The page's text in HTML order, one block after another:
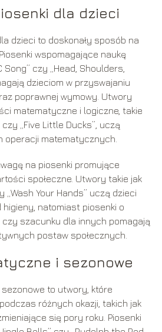
dla dzieci
dzieci to doskonały sposób na
wspomagające naukę
Song” czy „Head, Shoulders,
dzieciom w przyswajaniu
poprawnej wymowy. Utwory
matematyczne i logiczne, takie
czy „Five Little Ducks”, uczą
operacji matematycznych.
na piosenki promujące
społeczne. Utwory takie jak
„Wash Your Hands” uczą dzieci
natomiast piosenki o
czy szacunku dla innych pomagają
postaw społecznych.
i sezonowe
to utwory, które
różnych okazji, takich jak
się pory roku. Piosenki